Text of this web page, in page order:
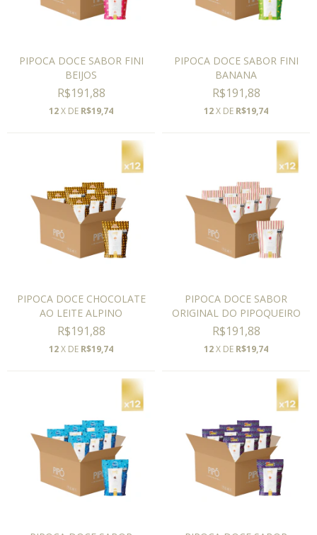
PIPOCA DOCE SABOR FINI
BEIJOS
R$191,88
12X DE R$19,74
PIPOCA DOCE SABOR FINI
BANANA
R$191,88
12X DE R$19,74
PIPOCA DOCE CHOCOLATE
AO LEITE ALPINO
R$191,88
12X DE R$19,74
PIPOCA DOCE SABOR
ORIGINAL DO PIPOQUEIRO
R$191,88
12X DE R$19,74